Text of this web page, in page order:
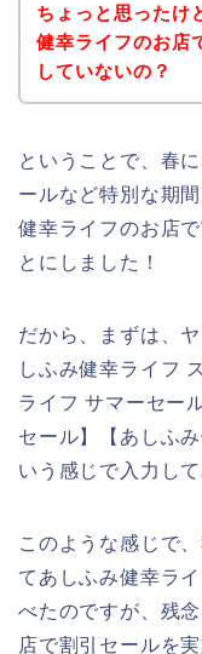
ちょっと思ったけ
健幸ライフのお店
していないの？
ということで、春
ールなど特別な期
健幸ライフのお店
とにしました！
だから、まずは、
しふみ健幸ライフ
ライフ サマーセー
セール】【あしふ
いう感じで入力し
このような感じで
てあしふみ健幸ラ
べたのですが、残
店で割引セールを